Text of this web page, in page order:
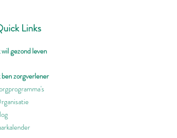
Links
wil gezond leven
ben zorgverlener